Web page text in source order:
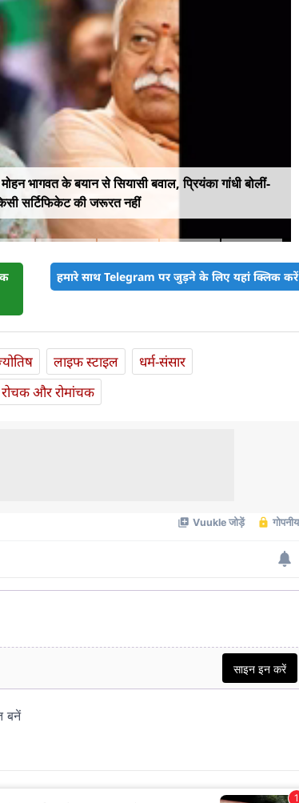
भागवत के बयान से सियासी बवाल, प्रियंका गांधी बोलीं-
सर्टिफिकेट की जरूरत नहीं
हमारे साथ Telegram पर जुड़ने के लिए यहां क्लिक करें
लाइफ स्‍टाइल
धर्म-संसार
रोचक और रोमांचक